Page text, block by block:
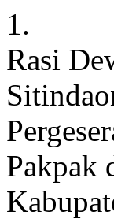
1.
Rasi
Pakpak